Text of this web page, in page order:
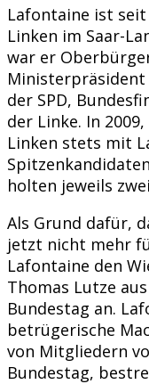
Lafontaine ist
Linken im Saar-
war er
Ministerpräsident
der SPD,
der Linke. In
Linken stets mit
holten jeweils
Als Grund dafür,
jetzt nicht mehr
Lafontaine den
Thomas Lutze
Bundestag an.
betrügerische
von Mitgliedern
Bundestag,